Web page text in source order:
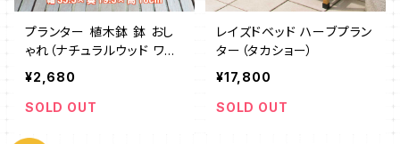
プランター 植木鉢 鉢 おし
ゃれ（ナチュラルウッド ワイ
ドスクエアL 白）
¥2,680
SOLD OUT
レイズドベッド ハーブプラン
ター（タカショー）
¥17,800
SOLD OUT